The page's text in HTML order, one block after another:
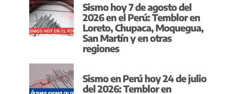
Sismo hoy 7 de agosto del
2026 en el Perú: Temblor en
Loreto, Chupaca, Moquegua,
San Martín y en otras
regiones
Sismo en Perú hoy 24 de julio
del 2026: Temblor en